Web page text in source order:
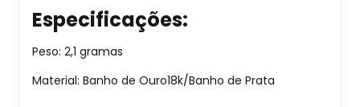
Especificações:
Peso: 2,1 gramas
Material: Banho de Ouro18k/Banho de Prata